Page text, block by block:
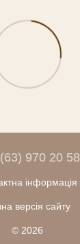
970 20 58
інформація
версія сайту
© 2026